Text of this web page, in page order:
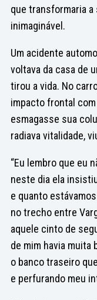
que transformaria
inimaginável.
Um acidente
voltava da casa de
tirou a vida. No
impacto frontal
esmagasse sua
radiava vitalidade,
“Eu lembro que eu
neste dia ela
e quanto
no trecho entre
aquele cinto de
de mim havia muita
o banco traseiro
e perfurando meu